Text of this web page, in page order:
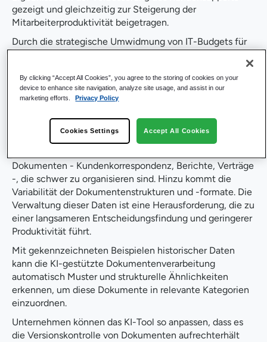
gezeigt und gleichzeitig zur Steigerung der
Mitarbeiterproduktivität beigetragen.
Durch die strategische Umwidmung von IT-Budgets für
verbraucherorientierte Dienstleistungen wirksam
begegnen und eine Kultur der Kundenorientierung sowie
Die Kombination von KI und menschlichen Agenten für
mehr Dokumenteneffizienz
Dokumenten - Kundenkorrespondenz, Berichte, Verträge
-, die schwer zu organisieren sind. Hinzu kommt die
Variabilität der Dokumentenstrukturen und -formate. Die
Verwaltung dieser Daten ist eine Herausforderung, die zu
einer langsameren Entscheidungsfindung und geringerer
Produktivität führt.
Mit gekennzeichneten Beispielen historischer Daten
kann die KI-gestützte Dokumentenverarbeitung
automatisch Muster und strukturelle Ähnlichkeiten
erkennen, um diese Dokumente in relevante Kategorien
einzuordnen.
Unternehmen können das KI-Tool so anpassen, dass es
die Versionskontrolle von Dokumenten aufrechterhält
By clicking “Accept All Cookies”, you agree to the storing of cookies on your
device to enhance site navigation, analyze site usage, and assist in our
marketing efforts.
Privacy Policy
Cookies Settings Accept All Cookies